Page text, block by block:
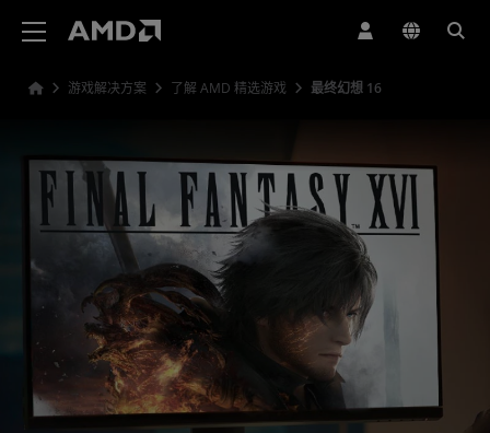
游戏解决方案 了解 AMD 精选游戏 最终幻想 16